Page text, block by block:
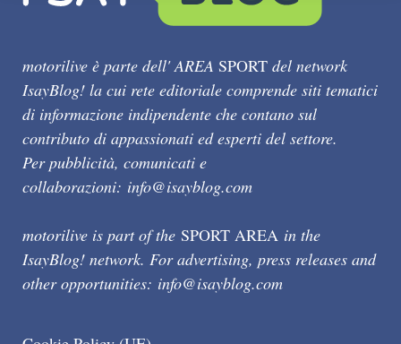
motorilive è parte dell' AREA SPORT del network
IsayBlog! la cui rete editoriale comprende siti tematici
di informazione indipendente che contano sul
contributo di appassionati ed esperti del settore.
Per pubblicità, comunicati e
collaborazioni: info@isayblog.com
motorilive is part of the SPORT AREA in the
IsayBlog! network. For advertising, press releases and
other opportunities: info@isayblog.com